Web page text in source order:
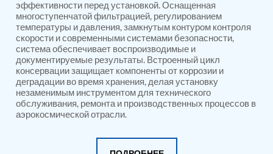
Automatic Volumetric Expansion Test System
Modern Universal Automatic Test Equipment
Fuel Consumption Measurement System
Hydraulic Pressure Test Bench
High Pressure Air Test System
PC-Based Counter Timer Test Rig
Integrated Test Rig for Pumps and Fuel Coolers
ECS Test Bench
Testing and Charging Test Rig for Main and Nose
Landing Gears
Nitrogen Cart With Booster
эффективности перед установкой. Оснащенная
многоступенчатой фильтрацией, регулированием
температуры и давления, замкнутым контуром контроля
скорости и современными системами безопасности,
система обеспечивает воспроизводимые и
документируемые результаты. Встроенный цикл
консервации защищает компоненты от коррозии и
деградации во время хранения, делая установку
незаменимым инструментом для технического
обслуживания, ремонта и производственных процессов в
аэрокосмической отрасли.